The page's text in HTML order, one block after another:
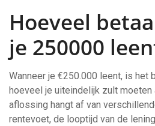
Hoeveel
je 250000
Wanneer je €250.000 leent, is het
hoeveel je uiteindelijk zult
aflossing hangt af van
rentevoet, de looptijd van de